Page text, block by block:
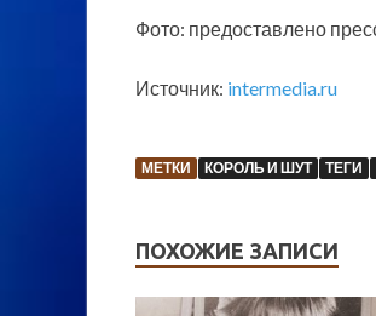
Фото: предоставлено
Источник: intermedia.ru
МЕТКИ КОРОЛЬ И ШУТ ТЕГИ
ПОХОЖИЕ ЗАПИСИ